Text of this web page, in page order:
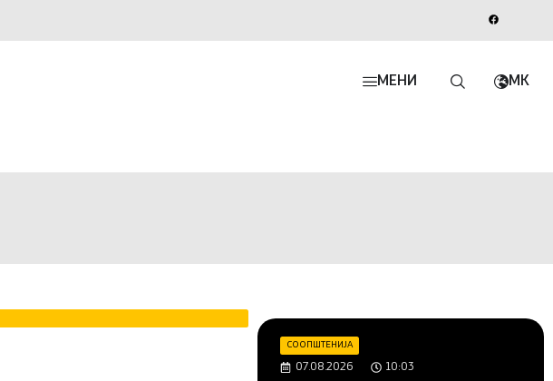
МЕНИ MK
СООПШТЕНИЈА
07.08.2026 10:03